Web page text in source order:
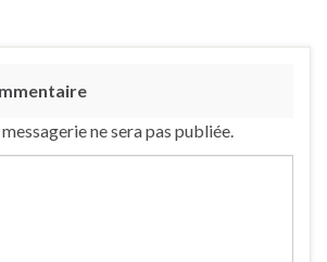
ne sera pas publiée.